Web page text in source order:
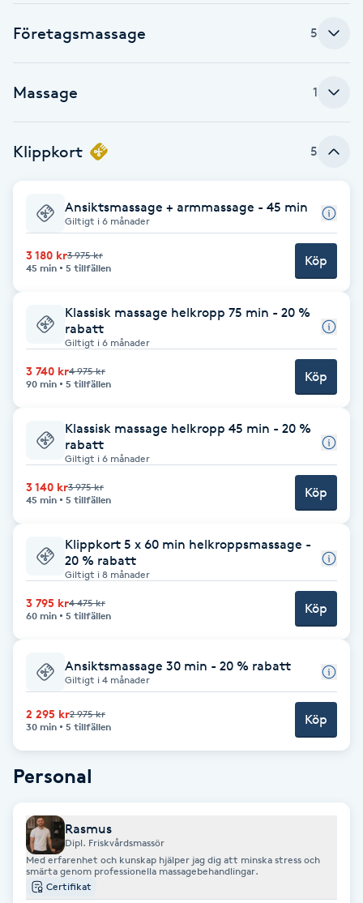
F
Face framing
Faceliftmassage
Fet hårbotten
Fillers
Fotmassage
Fotsvamp
Fransar
Fransborttagning
Fransfärgning
Fransförlängning
Fransförlängning Volym
Fransk manikyr
Fransrengöring
Frekvensterapi
Friskvård
Företagsmassage 5
Massage 1
Klippkort 5
Ansiktsmassage + armmassage - 45 min
Giltigt i 6 månader
3 180 kr3 975 kr
45 min
5 tillfällen Köp
Klassisk massage helkropp 75 min - 20 %
rabatt
Giltigt i 6 månader
3 740 kr4 975 kr
90 min
5 tillfällen Köp
Klassisk massage helkropp 45 min - 20 %
rabatt
Giltigt i 6 månader
3 140 kr3 975 kr
45 min
5 tillfällen Köp
Klippkort 5 x 60 min helkroppsmassage -
20 % rabatt
Giltigt i 8 månader
3 795 kr4 475 kr
60 min
5 tillfällen Köp
Ansiktsmassage 30 min - 20 % rabatt
Giltigt i 4 månader
2 295 kr2 975 kr
30 min
5 tillfällen Köp
Personal
Rasmus
Dipl. Friskvårdsmassör
Med erfarenhet och kunskap hjälper jag dig att minska stress och
smärta genom professionella massagebehandlingar.
Certifikat